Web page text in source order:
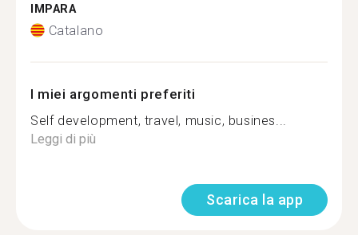
IMPARA
Catalano
I miei argomenti preferiti
Self development, travel, music, busines...
Leggi di più
Scarica la app